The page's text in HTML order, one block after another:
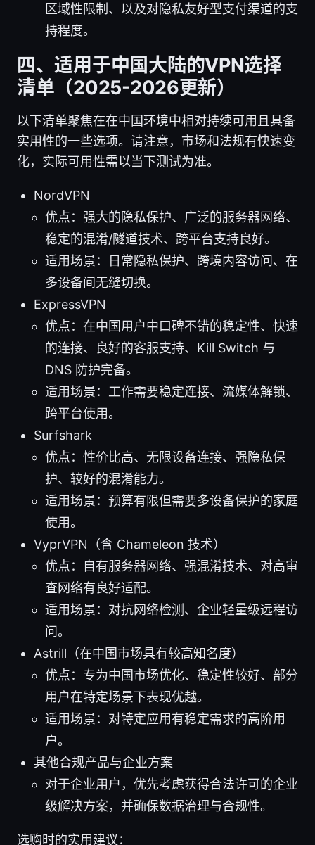
区域性限制、以及对隐私友好型支付渠道的支
持程度。
四、适用于中国大陆的VPN选择
清单（2025-2026更新）
以下清单聚焦在在中国环境中相对持续可用且具备
实用性的一些选项。请注意，市场和法规有快速变
化，实际可用性需以当下测试为准。
NordVPN
优点：强大的隐私保护、广泛的服务器网络、
稳定的混淆/隧道技术、跨平台支持良好。
适用场景：日常隐私保护、跨境内容访问、在
多设备间无缝切换。
ExpressVPN
优点：在中国用户中口碑不错的稳定性、快速
的连接、良好的客服支持、Kill Switch 与
DNS 防护完备。
适用场景：工作需要稳定连接、流媒体解锁、
跨平台使用。
Surfshark
优点：性价比高、无限设备连接、强隐私保
护、较好的混淆能力。
适用场景：预算有限但需要多设备保护的家庭
使用。
VyprVPN（含 Chameleon 技术）
优点：自有服务器网络、强混淆技术、对高审
查网络有良好适配。
适用场景：对抗网络检测、企业轻量级远程访
问。
Astrill（在中国市场具有较高知名度）
优点：专为中国市场优化、稳定性较好、部分
用户在特定场景下表现优越。
适用场景：对特定应用有稳定需求的高阶用
户。
其他合规产品与企业方案
对于企业用户，优先考虑获得合法许可的企业
级解决方案，并确保数据治理与合规性。
选购时的实用建议：